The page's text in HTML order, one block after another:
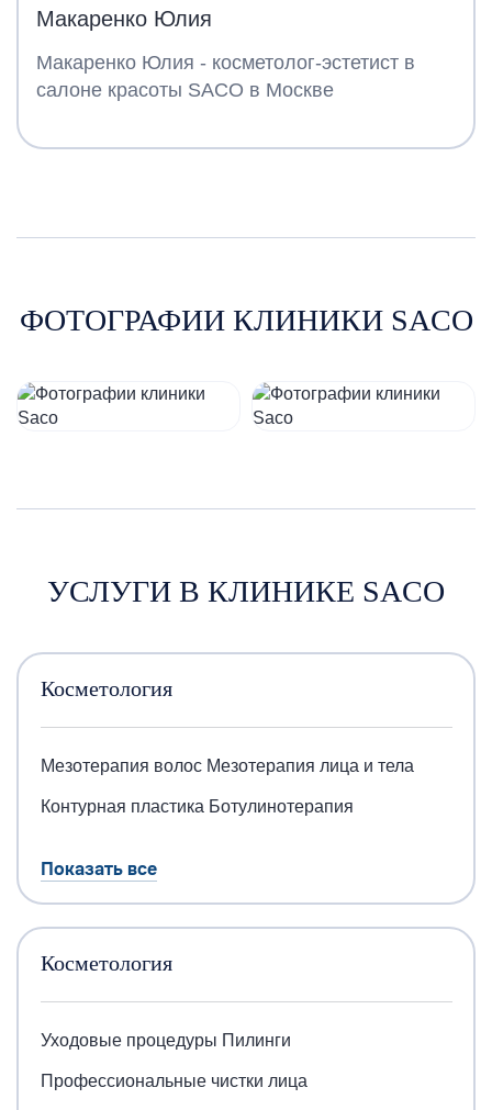
Макаренко Юлия
Макаренко Юлия - косметолог-эстетист в
салоне красоты SACO в Москве
ФОТОГРАФИИ КЛИНИКИ SACO
УСЛУГИ В КЛИНИКЕ SACO
Косметология
Мезотерапия волос Мезотерапия лица и тела
Контурная пластика Ботулинотерапия
Показать все
Косметология
Уходовые процедуры Пилинги
Профессиональные чистки лица